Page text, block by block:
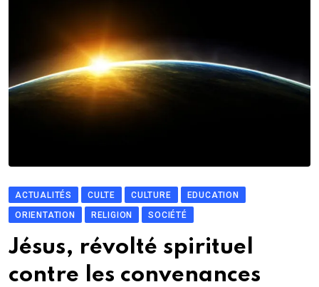
ACTUALITÉS CULTE CULTURE
EDUCATION
ORIENTATION
RELIGION SOCIÉTÉ
Jésus, révolté spirituel
contre les convenances